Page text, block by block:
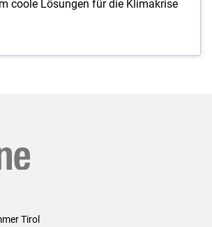
coole Lösungen für die Klimakrise
Tirol